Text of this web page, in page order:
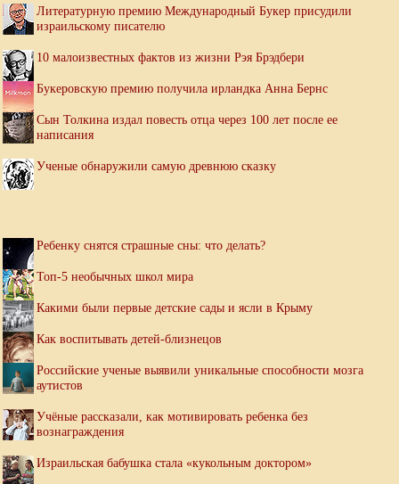
Литературную премию Международный Букер присудили
израильскому писателю
10 малоизвестных фактов из жизни Рэя Брэдбери
Букеровскую премию получила ирландка Анна Бернс
Сын Толкина издал повесть отца через 100 лет после ее
написания
Ученые обнаружили самую древнюю сказку
Ребенку снятся страшные сны: что делать?
Топ-5 необычных школ мира
Какими были первые детские сады и ясли в Крыму
Как воспитывать детей-близнецов
Российские ученые выявили уникальные способности мозга
аутистов
Учёные рассказали, как мотивировать ребенка без
вознаграждения
Израильская бабушка стала «кукольным доктором»